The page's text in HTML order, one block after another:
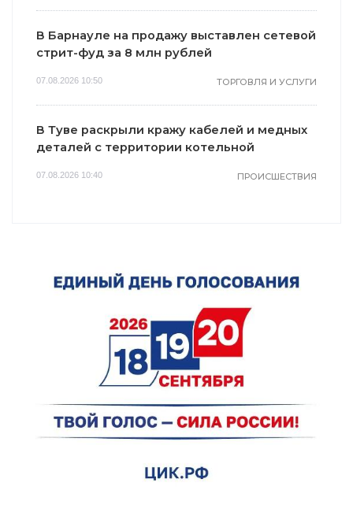
В Барнауле на продажу выставлен сетевой
стрит-фуд за 8 млн рублей
07.08.2026 10:50 ТОРГОВЛЯ И УСЛУГИ
В Туве раскрыли кражу кабелей и медных
деталей с территории котельной
07.08.2026 10:40 ПРОИСШЕСТВИЯ